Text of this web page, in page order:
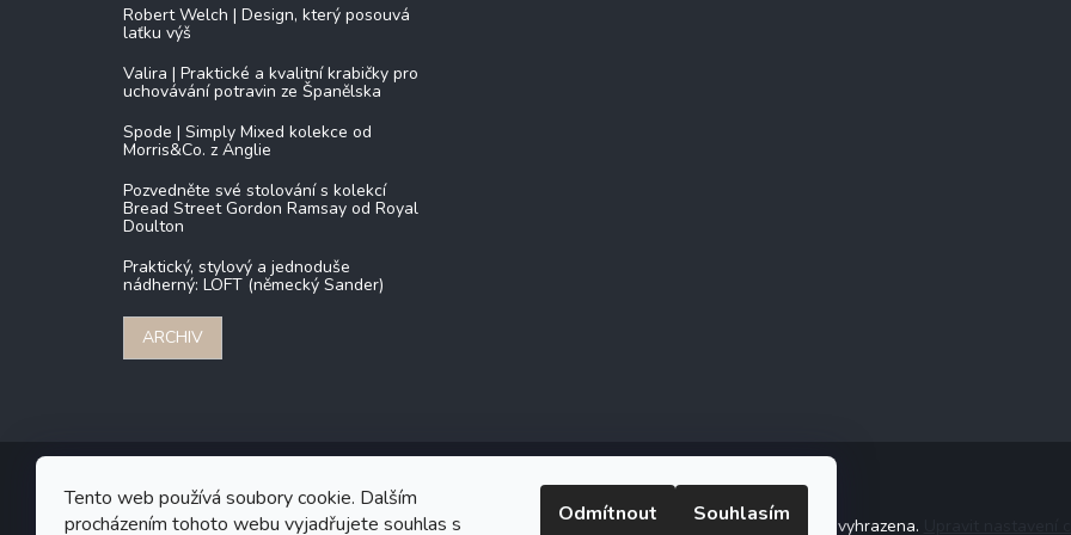
Tento web používá soubory cookie. Dalším
procházením tohoto webu vyjadřujete souhlas s
Odmítnout Souhlasím
Robert Welch | Design, který posouvá
laťku výš
Valira | Praktické a kvalitní krabičky pro
uchovávání potravin ze Španělska
Spode | Simply Mixed kolekce od
Morris&Co. z Anglie
Pozvedněte své stolování s kolekcí
Bread Street Gordon Ramsay od Royal
Doulton
Praktický, stylový a jednoduše
nádherný: LOFT (německý Sander)
ARCHIV
Copyright 2026Stonebridge. Všechna práva vyhrazena.